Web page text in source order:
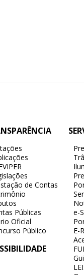
de Contas
Públicas
Oficial
Público
e-
E-